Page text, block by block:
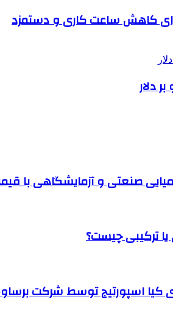
کاهش ساعت کاری و دستمزد
دلار
صنعتی و آزمایشگاهی با
ترکیبی چیست؟
اسپورتیج توسط شرکت